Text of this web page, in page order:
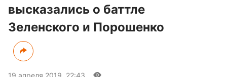
высказались о баттле
Зеленского и Порошенко
19 апреля 2019, 22:43